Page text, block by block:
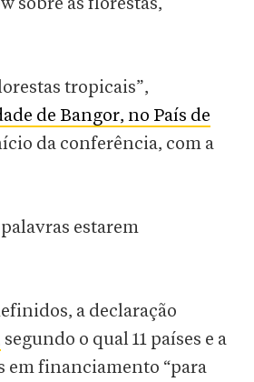
sobre as florestas,
tropicais”,
de Bangor, no País de
da conferência, com a
estarem
a declaração
segundo o qual 11 países e a
em financiamento “para